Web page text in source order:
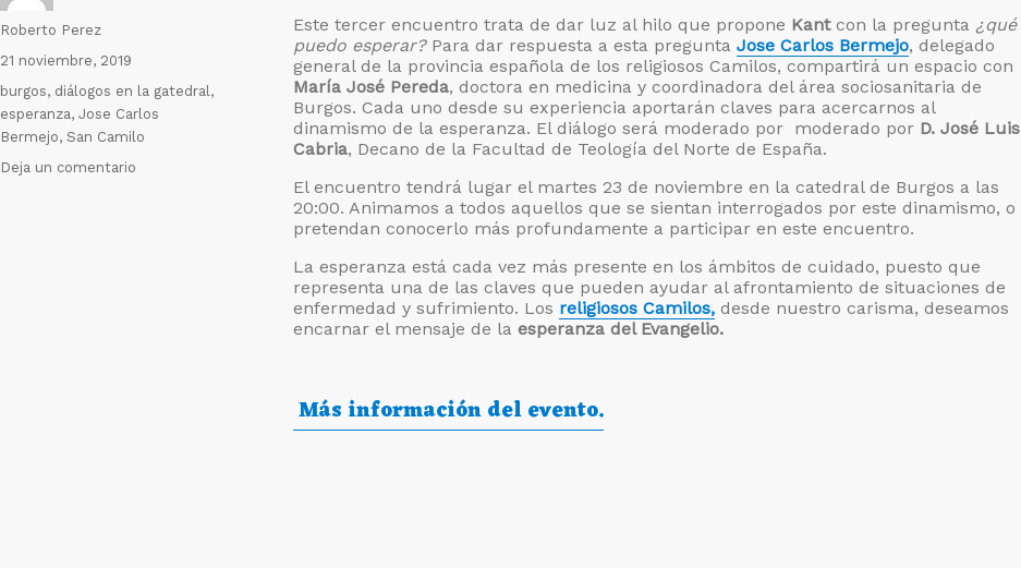
Este tercer encuentro trata de dar luz al hilo que propone Kantcon la pregunta ¿qué
puedo esperar? Para dar respuesta a esta pregunta Jose Carlos Bermejo, delegado
general de la provincia española de los religiosos Camilos, compartirá un espacio con
María José Pereda, doctora en medicina y coordinadora del área sociosanitaria de
Burgos. Cada uno desde su experiencia aportarán claves para acercarnos al
dinamismo de la esperanza. El diálogo será moderado por moderado porD. José Luis
Cabria, Decano de la Facultad de Teología del Norte de España.
El encuentro tendrá lugar el martes 23 de noviembre en la catedral de Burgos a las
20:00. Animamos a todos aquellos que se sientan interrogados por este dinamismo, o
pretendan conocerlo más profundamente a participar en este encuentro.
La esperanza está cada vez más presente en los ámbitos de cuidado, puesto que
representa una de las claves que pueden ayudar al afrontamiento de situaciones de
enfermedad y sufrimiento. Los religiosos Camilos,desde nuestro carisma, deseamos
encarnar el mensaje de la esperanza del Evangelio.
Más información del evento.
Autor
Roberto Perez
Publicado
el
21 noviembre, 2019
Etiquetas
burgos, diálogos en la gatedral,
esperanza, Jose Carlos
Bermejo, San Camilo
Deja un comentario